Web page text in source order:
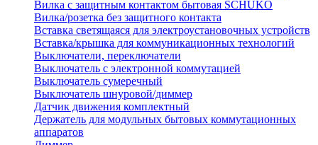
Вилка с защитным контактом бытовая SCHUKO
Вилка/розетка без защитного контакта
Вставка светящаяся для электроустановочных устройств
Вставка/крышка для коммуникационных технологий
Выключатели, переключатели
Выключатель с электронной коммутацией
Выключатель сумеречный
Выключатель шнуровой/диммер
Датчик движения комплектный
Держатель для модульных бытовых коммутационных
аппаратов